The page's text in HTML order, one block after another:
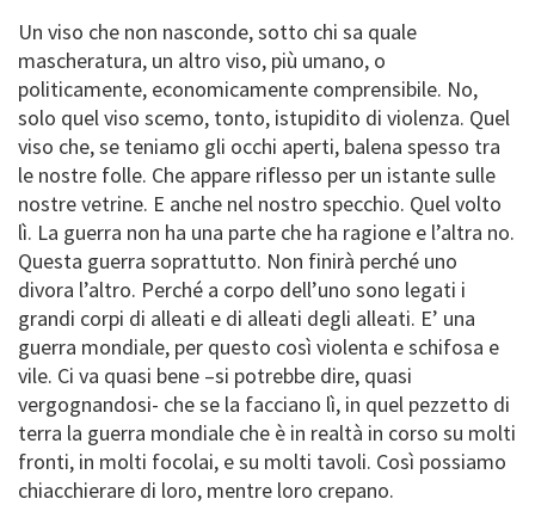
Un viso che non nasconde, sotto chi sa quale
mascheratura, un altro viso, più umano, o
politicamente, economicamente comprensibile. No,
solo quel viso scemo, tonto, istupidito di violenza. Quel
viso che, se teniamo gli occhi aperti, balena spesso tra
le nostre folle. Che appare riflesso per un istante sulle
nostre vetrine. E anche nel nostro specchio. Quel volto
lì. La guerra non ha una parte che ha ragione e l’altra no.
Questa guerra soprattutto. Non finirà perché uno
divora l’altro. Perché a corpo dell’uno sono legati i
grandi corpi di alleati e di alleati degli alleati. E’ una
guerra mondiale, per questo così violenta e schifosa e
vile. Ci va quasi bene –si potrebbe dire, quasi
vergognandosi- che se la facciano lì, in quel pezzetto di
terra la guerra mondiale che è in realtà in corso su molti
fronti, in molti focolai, e su molti tavoli. Così possiamo
chiacchierare di loro, mentre loro crepano.